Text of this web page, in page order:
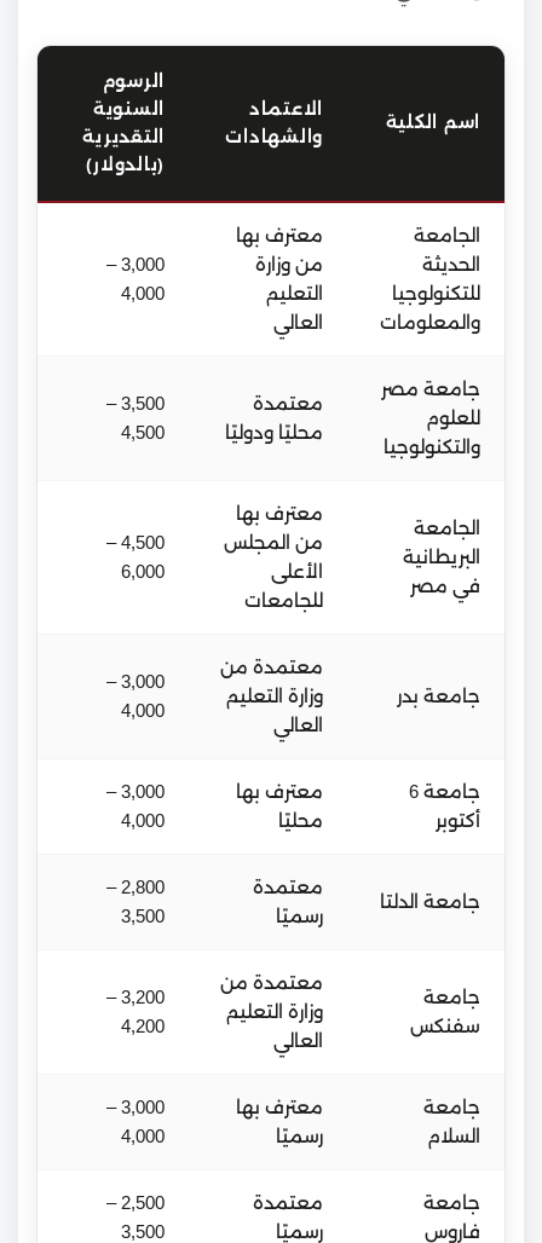
اسم الكلية
الاعتماد
والشهادات
الرسوم
السنوية
التقديرية
(بالدولار)
الجامعة
الحديثة
للتكنولوجيا
والمعلومات
معترف بها
من وزارة
التعليم
العالي
3,000 –
4,000
جامعة مصر
للعلوم
والتكنولوجيا
معتمدة
محليًا ودوليًا
3,500 –
4,500
الجامعة
البريطانية
في مصر
معترف بها
من المجلس
الأعلى
للجامعات
4,500 –
6,000
جامعة بدر
معتمدة من
وزارة التعليم
العالي
3,000 –
4,000
جامعة 6
أكتوبر
معترف بها
محليًا
3,000 –
4,000
جامعة الدلتا
معتمدة
رسميًا
2,800 –
3,500
جامعة
سفنكس
معتمدة من
وزارة التعليم
العالي
3,200 –
4,200
جامعة
السلام
معترف بها
رسميًا
3,000 –
4,000
جامعة
فاروس
معتمدة
رسميًا
2,500 –
3,500